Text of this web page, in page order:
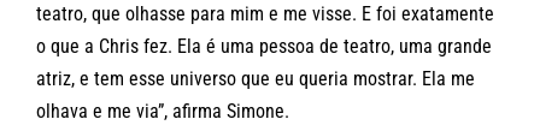
teatro, que olhasse para mim e me visse. E foi exatamente
o que a Chris fez. Ela é uma pessoa de teatro, uma grande
atriz, e tem esse universo que eu queria mostrar. Ela me
olhava e me via”, afirma Simone.